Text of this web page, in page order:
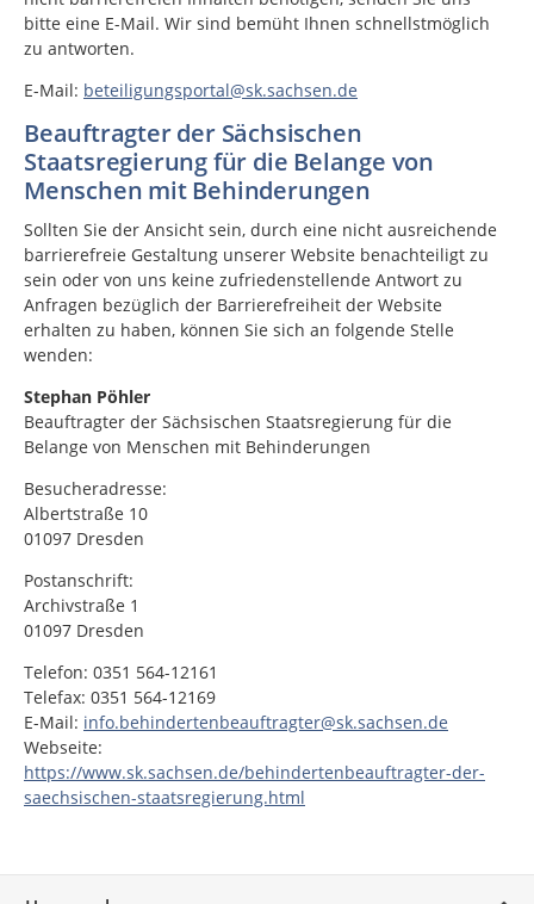
bitte eine E-Mail. Wir sind bemüht Ihnen schnellstmöglich
zu antworten.
E-Mail: beteiligungsportal@sk.sachsen.de
Beauftragter der Sächsischen
Staatsregierung für die Belange von
Menschen mit Behinderungen
Sollten Sie der Ansicht sein, durch eine nicht ausreichende
barrierefreie Gestaltung unserer Website benachteiligt zu
sein oder von uns keine zufriedenstellende Antwort zu
Anfragen bezüglich der Barrierefreiheit der Website
erhalten zu haben, können Sie sich an folgende Stelle
wenden:
Stephan Pöhler
Beauftragter der Sächsischen Staatsregierung für die
Belange von Menschen mit Behinderungen
Besucheradresse:
Albertstraße 10
01097 Dresden
Postanschrift:
Archivstraße 1
01097 Dresden
Telefon: 0351 564-12161
Telefax: 0351 564-12169
E-Mail: info.behindertenbeauftragter@sk.sachsen.de
Webseite:
https://www.sk.sachsen.de/behindertenbeauftragter-der-
saechsischen-staatsregierung.html